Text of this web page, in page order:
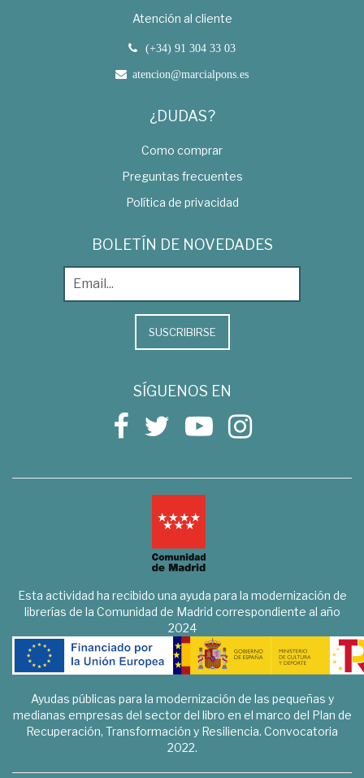
Atención al cliente
(+34) 91 304 33 03
atencion@marcialpons.es
¿DUDAS?
Como comprar
Preguntas frecuentes
Política de privacidad
BOLETÍN DE NOVEDADES
SUSCRIBIRSE
SÍGUENOS EN
Esta actividad ha recibido una ayuda para la modernización de
librerías de la Comunidad de Madrid correspondiente al año
2024
Ayudas públicas para la modernización de las pequeñas y
medianas empresas del sector del libro en el marco del Plan de
Recuperación, Transformación y Resiliencia. Convocatoria
2022.